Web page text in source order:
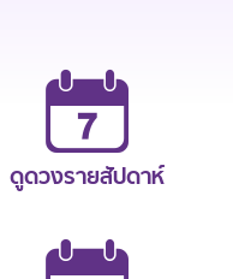
ดูดวงรายสัปดาห์